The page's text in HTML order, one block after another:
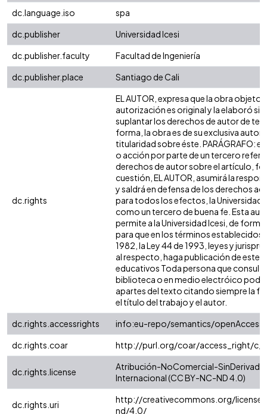
dc.language.iso
spa
dc.publisher
Universidad Icesi
dc.publisher.faculty
Facultad de Ingeniería
dc.publisher.place
Santiago de Cali
dc.rights
EL AUTOR, expresa que la obra objeto
autorización es original y la elaboró
suplantar los derechos de autor de
forma, la obra es de su exclusiva
titularidad sobre éste. PARÁGRAFO:
o acción por parte de un tercero
derechos de autor sobre el artículo,
cuestión, EL AUTOR, asumirá la
y saldrá en defensa de los derechos
para todos los efectos, la Universidad
como un tercero de buena fe. Esta
permite a la Universidad Icesi, de
para que en los términos establecidos
1982, la Ley 44 de 1993, leyes y
al respecto, haga publicación de este
educativos Toda persona que consulte
biblioteca o en medio electróico
apartes del texto citando siempre la
el título del trabajo y el autor.
dc.rights.accessrights
info:eu-repo/semantics/openAccess
dc.rights.coar
http://purl.org/coar/access_right/
dc.rights.license
Atribución-NoComercial-
Internacional (CC BY-NC-ND 4.0)
dc.rights.uri
http://creativecommons.org/
nd/4.0/